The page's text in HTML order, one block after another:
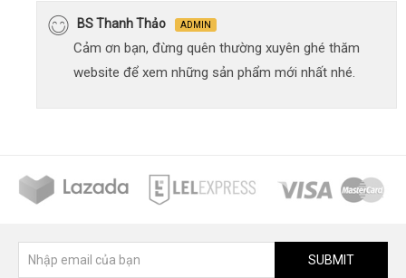
BS Thanh Thảo ADMIN
Cảm ơn bạn, đừng quên thường xuyên ghé thăm
website để xem những sản phẩm mới nhất nhé.
SUBMIT